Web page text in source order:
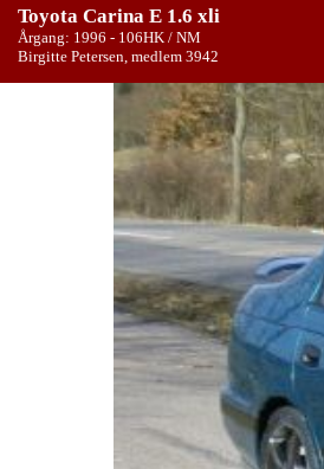
Toyota Carina E 1.6 xli
Årgang: 1996 - 106HK / NM
Birgitte Petersen, medlem 3942